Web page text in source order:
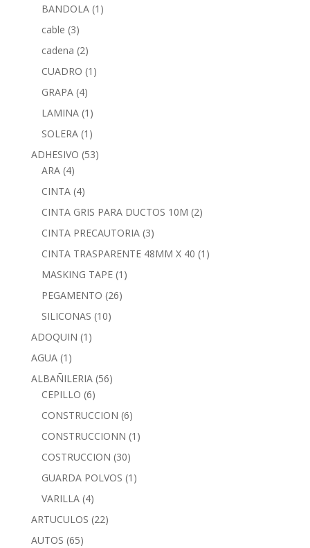
BANDOLA (1)
cable (3)
cadena (2)
CUADRO (1)
GRAPA (4)
LAMINA (1)
SOLERA (1)
ADHESIVO (53)
ARA (4)
CINTA (4)
CINTA GRIS PARA DUCTOS 10M (2)
CINTA PRECAUTORIA (3)
CINTA TRASPARENTE 48MM X 40 (1)
MASKING TAPE (1)
PEGAMENTO (26)
SILICONAS (10)
ADOQUIN (1)
AGUA (1)
ALBAÑILERIA (56)
CEPILLO (6)
CONSTRUCCION (6)
CONSTRUCCIONN (1)
COSTRUCCION (30)
GUARDA POLVOS (1)
VARILLA (4)
ARTUCULOS (22)
AUTOS (65)